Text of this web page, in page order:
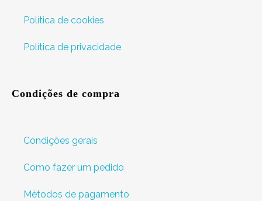
Política de cookies
Política de privacidade
Condições de compra
Condições gerais
Como fazer um pedido
Métodos de pagamento